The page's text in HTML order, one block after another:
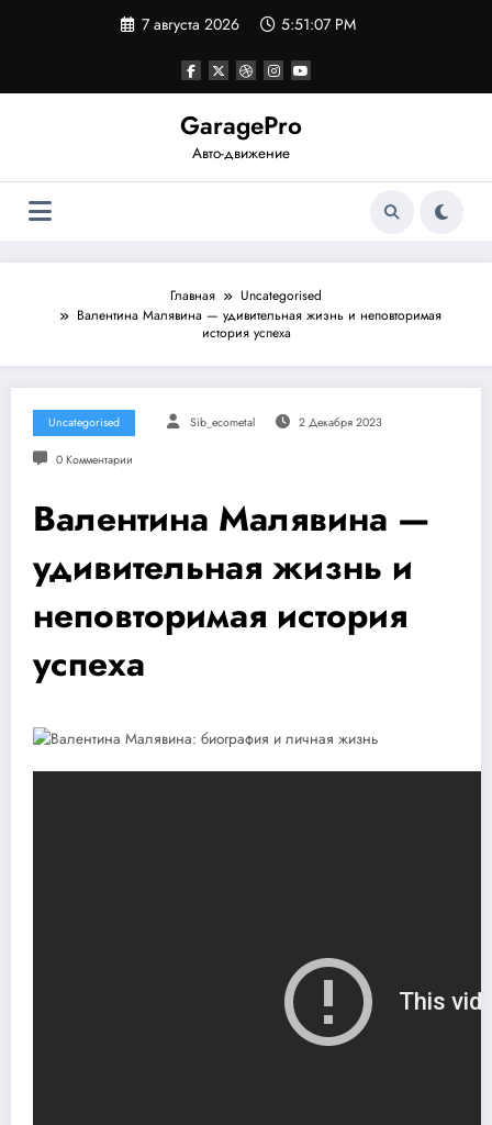
7 августа 2026 5:51:07 PM
GaragePro
Авто-движение
Главная
Uncategorised
Валентина Малявина — удивительная жизнь и неповторимая
история успеха
Uncategorised Sib_ecometal 2 Декабря 2023
0 Комментарии
Валентина Малявина —
удивительная жизнь и
неповторимая история
успеха